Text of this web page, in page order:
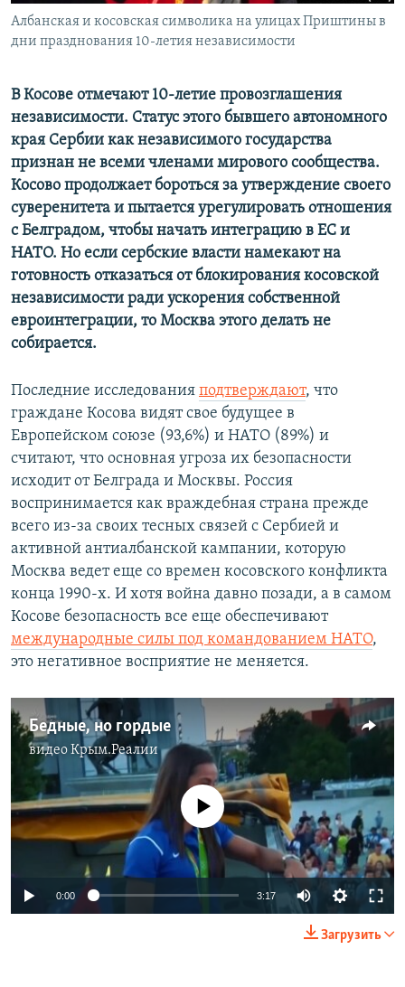
Все сайты RFE/RL
Албанская и косовская символика на улицах Приштины в
дни празднования 10-летия независимости
В Косове отмечают 10-летие провозглашения
независимости. Статус этого бывшего автономного
края Сербии как независимого государства
признан не всеми членами мирового сообщества.
Косово продолжает бороться за утверждение своего
суверенитета и пытается урегулировать отношения
с Белградом, чтобы начать интеграцию в ЕС и
НАТО. Но если сербские власти намекают на
готовность отказаться от блокирования косовской
независимости ради ускорения собственной
евроинтеграции, то Москва этого делать не
собирается.
Последние исследования подтверждают, что
граждане Косова видят свое будущее в
Европейском союзе (93,6%) и НАТО (89%) и
считают, что основная угроза их безопасности
исходит от Белграда и Москвы. Россия
воспринимается как враждебная страна прежде
всего из-за своих тесных связей с Сербией и
активной антиалбанской кампании, которую
Москва ведет еще со времен косовского конфликта
конца 1990-х. И хотя война давно позади, а в самом
Косове безопасность все еще обеспечивают
международные силы под командованием НАТО,
это негативное восприятие не меняется.
Бедные, но гордые
видеоКрым.Реалии
No media source currently available
0:00 3:17
Загрузить